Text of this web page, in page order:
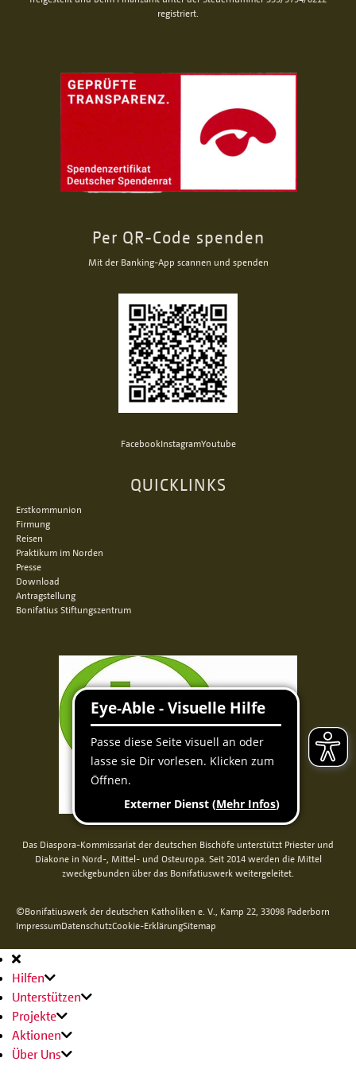
registriert.
Per QR-Code spenden
Mit der Banking-App scannen und spenden
FacebookInstagramYoutube
QUICKLINKS
Erstkommunion
Firmung
Reisen
Praktikum im Norden
Presse
Download
Antragstellung
Bonifatius Stiftungszentrum
Das Diaspora-Kommissariat der deutschen Bischöfe unterstützt Priester und
Diakone in Nord-, Mittel- und Osteuropa. Seit 2014 werden die Mittel
zweckgebunden über das Bonifatiuswerk weitergeleitet.
©Bonifatiuswerk der deutschen Katholiken e. V., Kamp 22, 33098 Paderborn
ImpressumDatenschutzCookie-ErklärungSitemap
Hauptnavigation
Hilfen
Unterstützen
Projekte
Aktionen
Über Uns